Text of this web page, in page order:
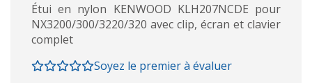
Étui en nylon KENWOOD KLH207NCDE pour
NX3200/300/3220/320 avec clip, écran et clavier
complet
Soyez le premier à évaluer